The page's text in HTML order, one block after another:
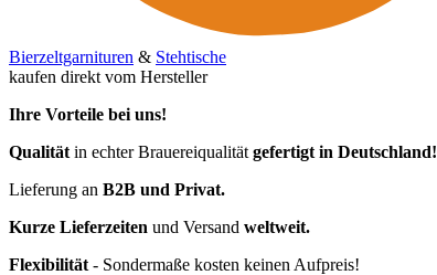
Bierzeltgarnituren & Stehtische
kaufen direkt vom Hersteller
Ihre Vorteile bei uns!
Qualität in echter Brauereiqualität gefertigt in Deutschland!
Lieferung an B2B und Privat.
Kurze Lieferzeiten und Versand weltweit.
Flexibilität - Sondermaße kosten keinen Aufpreis!